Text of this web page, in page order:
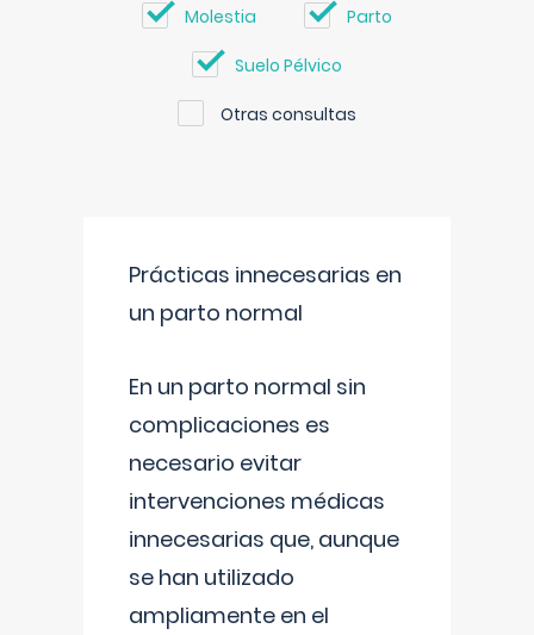
Molestia Parto
Suelo Pélvico
Otras consultas
Prácticas innecesarias en
un parto normal
En un parto normal sin
complicaciones es
necesario evitar
intervenciones médicas
innecesarias que, aunque
se han utilizado
ampliamente en el